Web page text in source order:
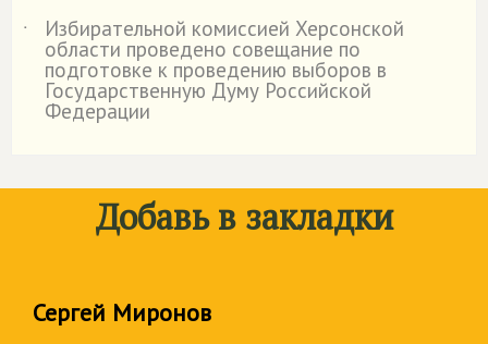
˙
Избирательной комиссией Херсонской
области проведено совещание по
подготовке к проведению выборов в
Государственную Думу Российской
Федерации
Добавь в закладки
Сергей Миронов